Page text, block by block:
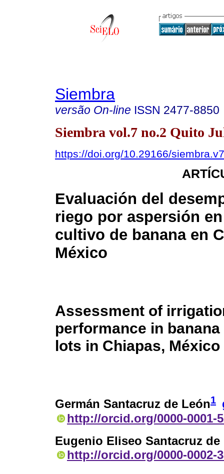
Siembra
versão On-line ISSN 2477-8850
Siembra vol.7 no.2 Quito
https://doi.org/10.29166/
Evaluación del
riego por aspersión
cultivo de banana en
México
Assessment of
performance in
lots in Chiapas, México
Germán Santacruz de León1
http://orcid.org/0000-0001-
Eugenio Eliseo Santacruz de
http://orcid.org/0000-0002-